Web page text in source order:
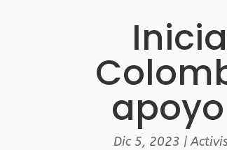
Dic 5, 2023 |